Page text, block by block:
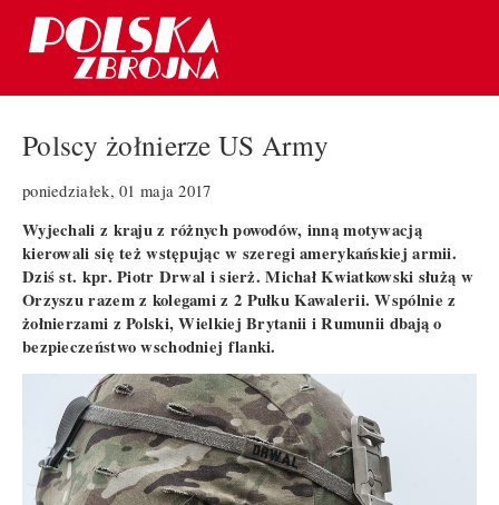
Polscy żołnierze US Army
poniedziałek, 01 maja 2017
Wyjechali z kraju z różnych powodów, inną motywacją
kierowali się też wstępując w szeregi amerykańskiej armii.
Dziś st. kpr. Piotr Drwal i sierż. Michał Kwiatkowski służą w
Orzyszu razem z kolegami z 2 Pułku Kawalerii. Wspólnie z
żołnierzami z Polski, Wielkiej Brytanii i Rumunii dbają o
bezpieczeństwo wschodniej flanki.